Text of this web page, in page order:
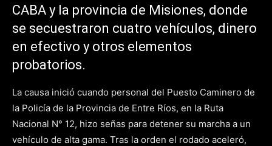
CABA y la provincia de Misiones, donde
se secuestraron cuatro vehículos, dinero
en efectivo y otros elementos
probatorios.
La causa inició cuando personal del Puesto Caminero de
la Policía de la Provincia de Entre Ríos, en la Ruta
Nacional N° 12, hizo señas para detener su marcha a un
vehículo de alta gama. Tras la orden el rodado aceleró,